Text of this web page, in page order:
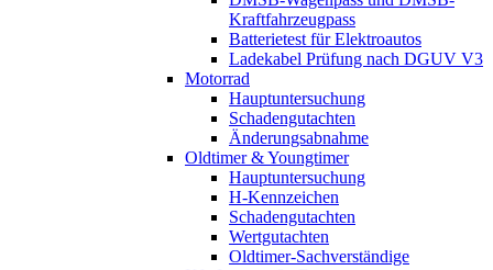
Kraftfahrzeugpass
Batterietest für Elektroautos
Ladekabel Prüfung nach DGUV V3
Motorrad
Hauptuntersuchung
Schadengutachten
Änderungsabnahme
Oldtimer & Youngtimer
Hauptuntersuchung
H-Kennzeichen
Schadengutachten
Wertgutachten
Oldtimer-Sachverständige